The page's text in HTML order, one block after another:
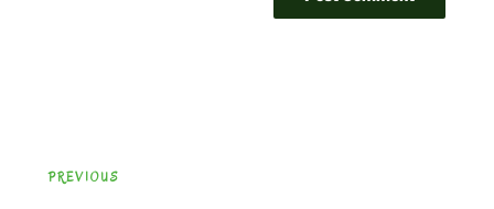
navigation
Previous
PREVIOUS